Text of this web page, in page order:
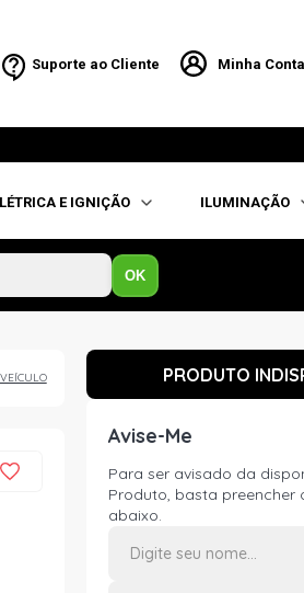
Suporte ao Cliente Minha Conta
E IGNIÇÃO ILUMINAÇÃO
OK
PRODUTO
Avise-Me
Para ser avisado da
Produto, basta preencher
abaixo.